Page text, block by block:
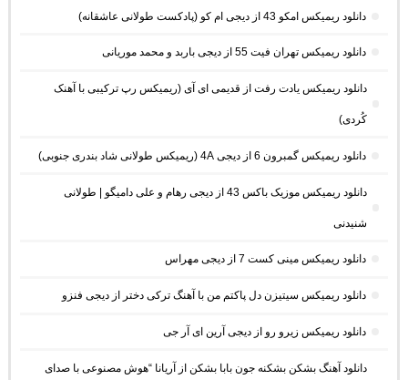
دانلود ریمیکس امکو 43 از دیجی ام کو (پادکست طولانی عاشقانه)
دانلود ریمیکس تهران فیت 55 از دیجی باربد و محمد موریانی
دانلود ریمیکس یادت رفت از قدیمی ای آی (ریمیکس رپ ترکیبی با آهنک
کُردی)
دانلود ریمیکس گمبرون 6 از دیجی 4A (ریمیکس طولانی شاد بندری جنوبی)
دانلود ریمیکس موزیک باکس 43 از دیجی رهام و علی دامیگو | طولانی
شنیدنی
دانلود ریمیکس مینی کست 7 از دیجی مهراس
دانلود ریمیکس سیتیزن دل پاکتم من با آهنگ ترکی دختر از دیجی فنزو
دانلود ریمیکس زیرو رو از دیجی آرین ای آر جی
دانلود آهنگ بشکن بشکنه جون بابا بشکن از آریانا “هوش مصنوعی با صدای